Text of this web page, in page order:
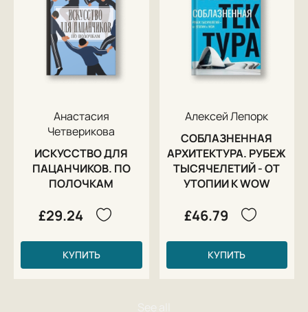
Анастасия
Четверикова
ИСКУССТВО ДЛЯ
ПАЦАНЧИКОВ. ПО
ПОЛОЧКАМ
£29.24
КУПИТЬ
Алексей Лепорк
СОБЛАЗНЕННАЯ
АРХИТЕКТУРА. РУБЕЖ
ТЫСЯЧЕЛЕТИЙ - ОТ
УТОПИИ К WOW
£46.79
КУПИТЬ